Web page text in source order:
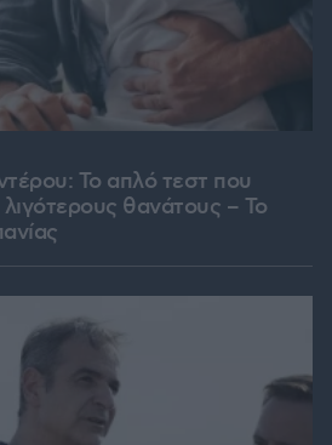
Το απλό τεστ που
θανάτους – Το